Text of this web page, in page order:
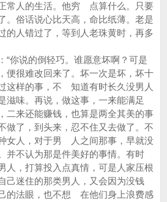
常人的生活。他穷 点算什么。只要
。俗话说心比天高，命比纸薄。老是
人错过了，等到人老珠黄时，再多
说的倒轻巧。谁愿意坏啊？可是
很难改回来了。坏一次是坏，坏十
这样的事，不 知道有时长久没男人
滋味。再说，做这事，一来能满足
二来还能赚钱，也算是两全其美的事
了，到头来，忍不住又去做了。不
女人，对于男 人之间那事，早就没
并不认为那是件美好的事情。有时
人，打算投入点真情，可是人家压根
迷住的那类男人，又会因为没钱
的法眼，也不想 在他们身上浪费感